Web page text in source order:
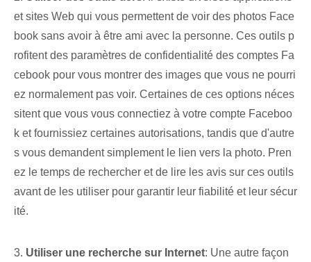
et sites Web qui vous permettent de voir des photos Face
book sans avoir à être ami avec la personne. Ces outils p
rofitent des paramètres de confidentialité des comptes Fa
cebook pour vous montrer des images que vous ne pourri
ez normalement pas voir. Certaines de ces options néces
sitent que vous vous connectiez à votre compte Faceboo
k et fournissiez certaines autorisations, tandis que d'autre
s vous demandent simplement le lien vers la photo. Pren
ez le temps de rechercher et de lire les avis sur ces outils
avant de les utiliser pour garantir leur fiabilité et leur sécur
ité.
3. Utiliser une recherche sur Internet: Une autre façon